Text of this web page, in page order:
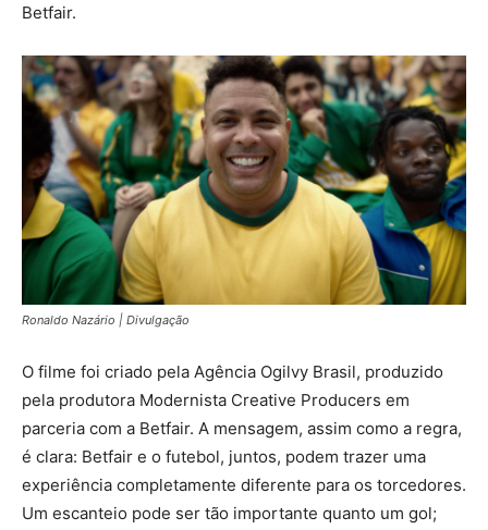
Betfair.
Ronaldo Nazário | Divulgação
O filme foi criado pela Agência Ogilvy Brasil, produzido
pela produtora Modernista Creative Producers em
parceria com a Betfair. A mensagem, assim como a regra,
é clara: Betfair e o futebol, juntos, podem trazer uma
experiência completamente diferente para os torcedores.
Um escanteio pode ser tão importante quanto um gol;